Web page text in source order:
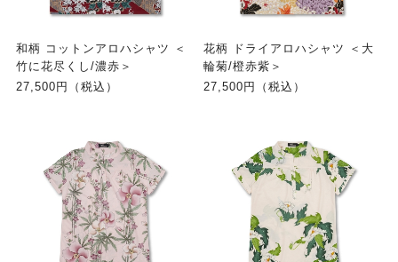
和柄 コットンアロハシャツ ＜
竹に花尽くし/濃赤＞
27,500円（税込）
花柄 ドライアロハシャツ ＜大
輪菊/橙赤紫＞
27,500円（税込）